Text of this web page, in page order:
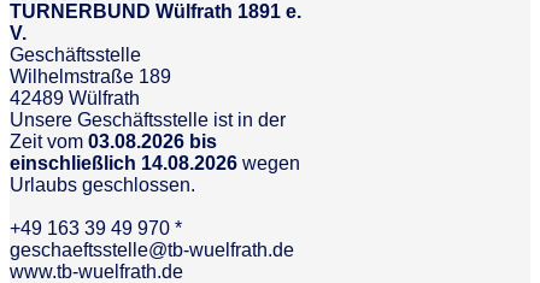
TURNERBUND Wülfrath 1891 e.
V.
Geschäftsstelle
Wilhelmstraße 189
42489 Wülfrath
Unsere Geschäftsstelle ist in der
Zeit vom 03.08.2026 bis
einschließlich 14.08.2026 wegen
Urlaubs geschlossen.
+49 163 39 49 970 *
geschaeftsstelle@tb-wuelfrath.de
www.tb-wuelfrath.de